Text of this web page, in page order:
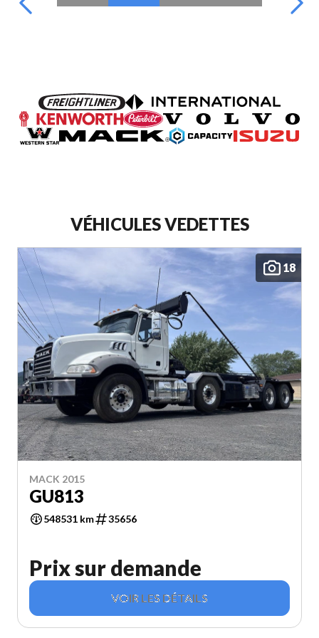
VÉHICULES VEDETTES
18
MACK 2015
GU813
548531 km 35656
Prix sur demande
VOIR LES DÉTAILS